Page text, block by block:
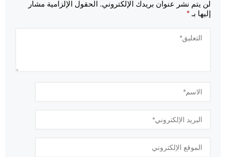
لن يتم نشر عنوان بريدك الإلكتروني. الحقول الإلزامية مشار
إليها بـ *